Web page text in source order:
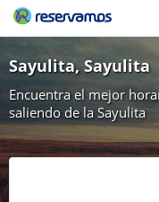
Sayulita, Sayulita
Encuentra el mejor
saliendo de la Sayulita